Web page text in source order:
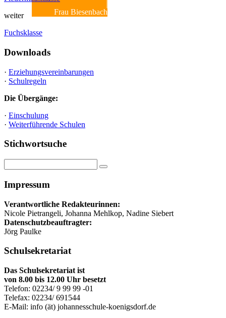
Frau Biesenbach
weiter
Fuchsklasse
Downloads
· Erziehungsvereinbarungen
· Schulregeln
Die Übergänge:
· Einschulung
· Weiterführende Schulen
Stichwortsuche
Impressum
Verantwortliche Redakteurinnen:
Nicole Pietrangeli, Johanna Mehlkop, Nadine Siebert
Datenschutzbeauftragter:
Jörg Paulke
Schulsekretariat
Das Schulsekretariat ist
von 8.00 bis 12.00 Uhr besetzt
Telefon: 02234/ 9 99 99 -01
Telefax: 02234/ 691544
E-Mail: info (ät) johannesschule-koenigsdorf.de